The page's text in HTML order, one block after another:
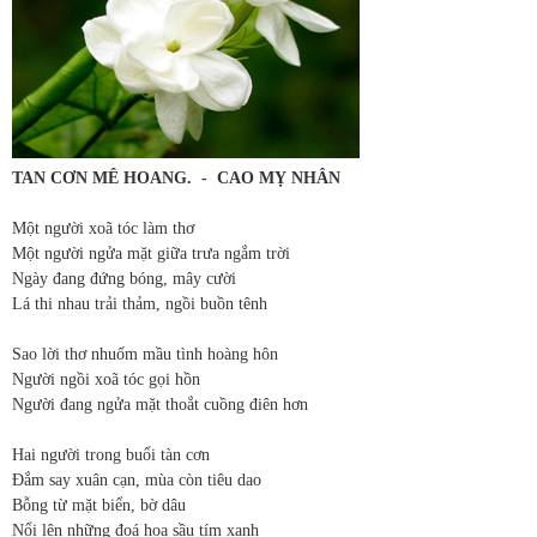
TAN CƠN MÊ HOANG. - CAO MỴ NHÂN
Một người xoã tóc làm thơ
Một người ngửa mặt giữa trưa ngắm trời
Ngày đang đứng bóng, mây cười
Lá thi nhau trải thảm, ngồi buồn tênh
Sao lời thơ nhuốm mầu tình hoàng hôn
Người ngồi xoã tóc gọi hồn
Người đang ngửa mặt thoắt cuồng điên hơn
Hai người trong buổi tàn cơn
Đắm say xuân cạn, mùa còn tiêu dao
Bỗng từ mặt biển, bờ dâu
Nổi lên những đoá hoa sầu tím xanh